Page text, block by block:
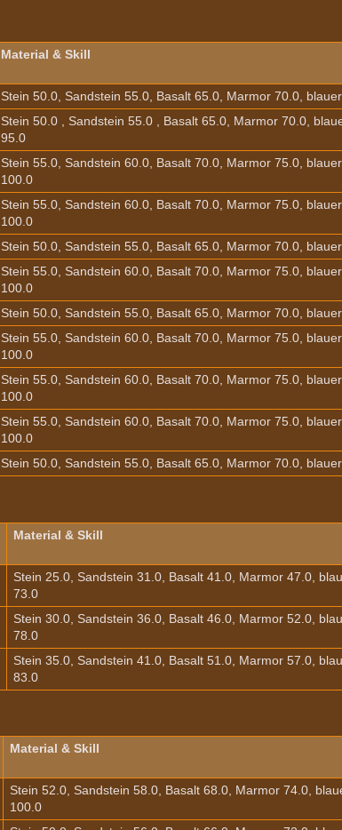
Material & Skill
Stein 50.0, Sandstein 55.0, Basalt 65.0, Marmor 70.0,
Stein 50.0 , Sandstein 55.0 , Basalt 65.0, Marmor 70.0,
95.0
Stein 55.0, Sandstein 60.0, Basalt 70.0, Marmor 75.0,
100.0
Stein 55.0, Sandstein 60.0, Basalt 70.0, Marmor 75.0,
100.0
Stein 50.0, Sandstein 55.0, Basalt 65.0, Marmor 70.0,
Stein 55.0, Sandstein 60.0, Basalt 70.0, Marmor 75.0,
100.0
Stein 50.0, Sandstein 55.0, Basalt 65.0, Marmor 70.0,
Stein 55.0, Sandstein 60.0, Basalt 70.0, Marmor 75.0,
100.0
Stein 55.0, Sandstein 60.0, Basalt 70.0, Marmor 75.0,
100.0
Stein 55.0, Sandstein 60.0, Basalt 70.0, Marmor 75.0,
100.0
Stein 50.0, Sandstein 55.0, Basalt 65.0, Marmor 70.0,
Material & Skill
Stein 25.0, Sandstein 31.0, Basalt 41.0, Marmor 47.0,
73.0
Stein 30.0, Sandstein 36.0, Basalt 46.0, Marmor 52.0,
78.0
Stein 35.0, Sandstein 41.0, Basalt 51.0, Marmor 57.0,
83.0
Material & Skill
Stein 52.0, Sandstein 58.0, Basalt 68.0, Marmor 74.0,
100.0